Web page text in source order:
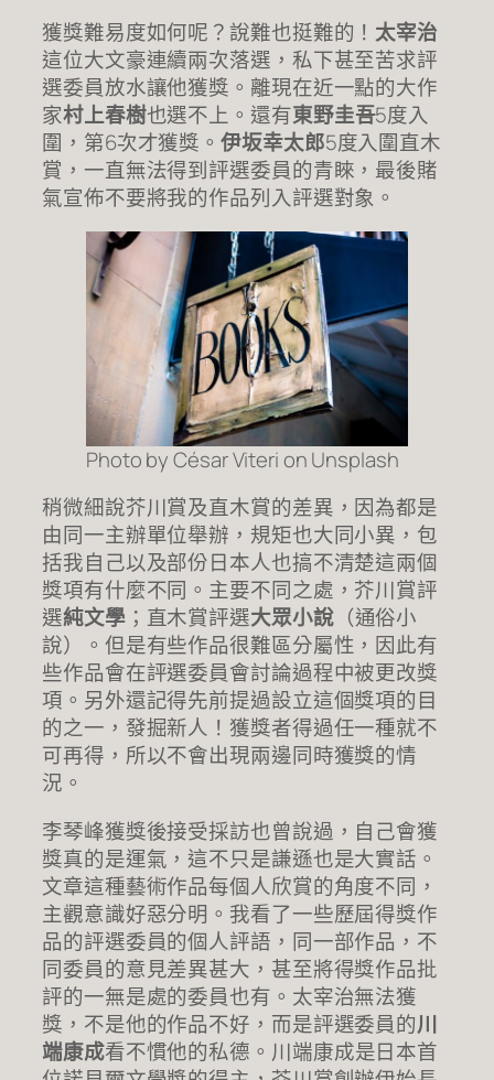
獲獎難易度如何呢？說難也挺難的！ 太宰治
這位大文豪連續兩次落選，私下甚至苦求評
選委員放水讓他獲獎。離現在近一點的大作
家村上春樹也選不上。還有東野圭吾5度入
圍，第6次才獲獎。伊坂幸太郎5度入圍直木
賞，一直無法得到評選委員的青睞，最後賭
氣宣佈不要將我的作品列入評選對象。
Photo by César Viteri on Unsplash
稍微細說芥川賞及直木賞的差異，因為都是
由同一主辦單位舉辦，規矩也大同小異，包
括我自己以及部份日本人也搞不清楚這兩個
獎項有什麼不同。主要不同之處，芥川賞評
選純文學；直木賞評選大眾小說（通俗小
說）。但是有些作品很難區分屬性，因此有
些作品會在評選委員會討論過程中被更改獎
項。另外還記得先前提過設立這個獎項的目
的之一，發掘新人！獲獎者得過任一種就不
可再得，所以不會出現兩邊同時獲獎的情
況。
李琴峰獲獎後接受採訪也曾說過，自己會獲
獎真的是運氣，這不只是謙遜也是大實話。
文章這種藝術作品每個人欣賞的角度不同，
主觀意識好惡分明。我看了一些歷屆得獎作
品的評選委員的個人評語，同一部作品，不
同委員的意見差異甚大，甚至將得獎作品批
評的一無是處的委員也有。太宰治無法獲
獎，不是他的作品不好，而是評選委員的川
端康成看不慣他的私德。川端康成是日本首